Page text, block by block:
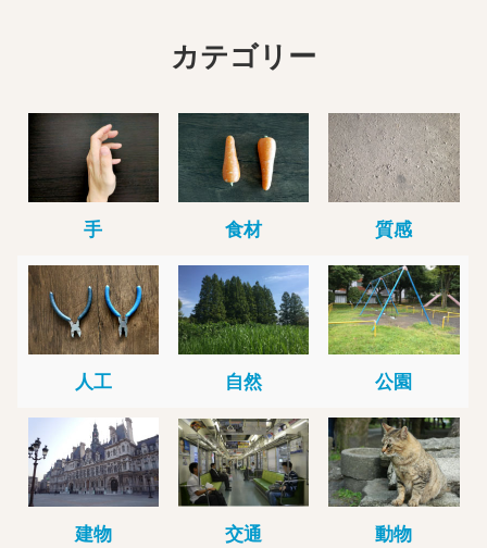
カテゴリー
手 食材 質感
人工 自然 公園
建物 交通 動物